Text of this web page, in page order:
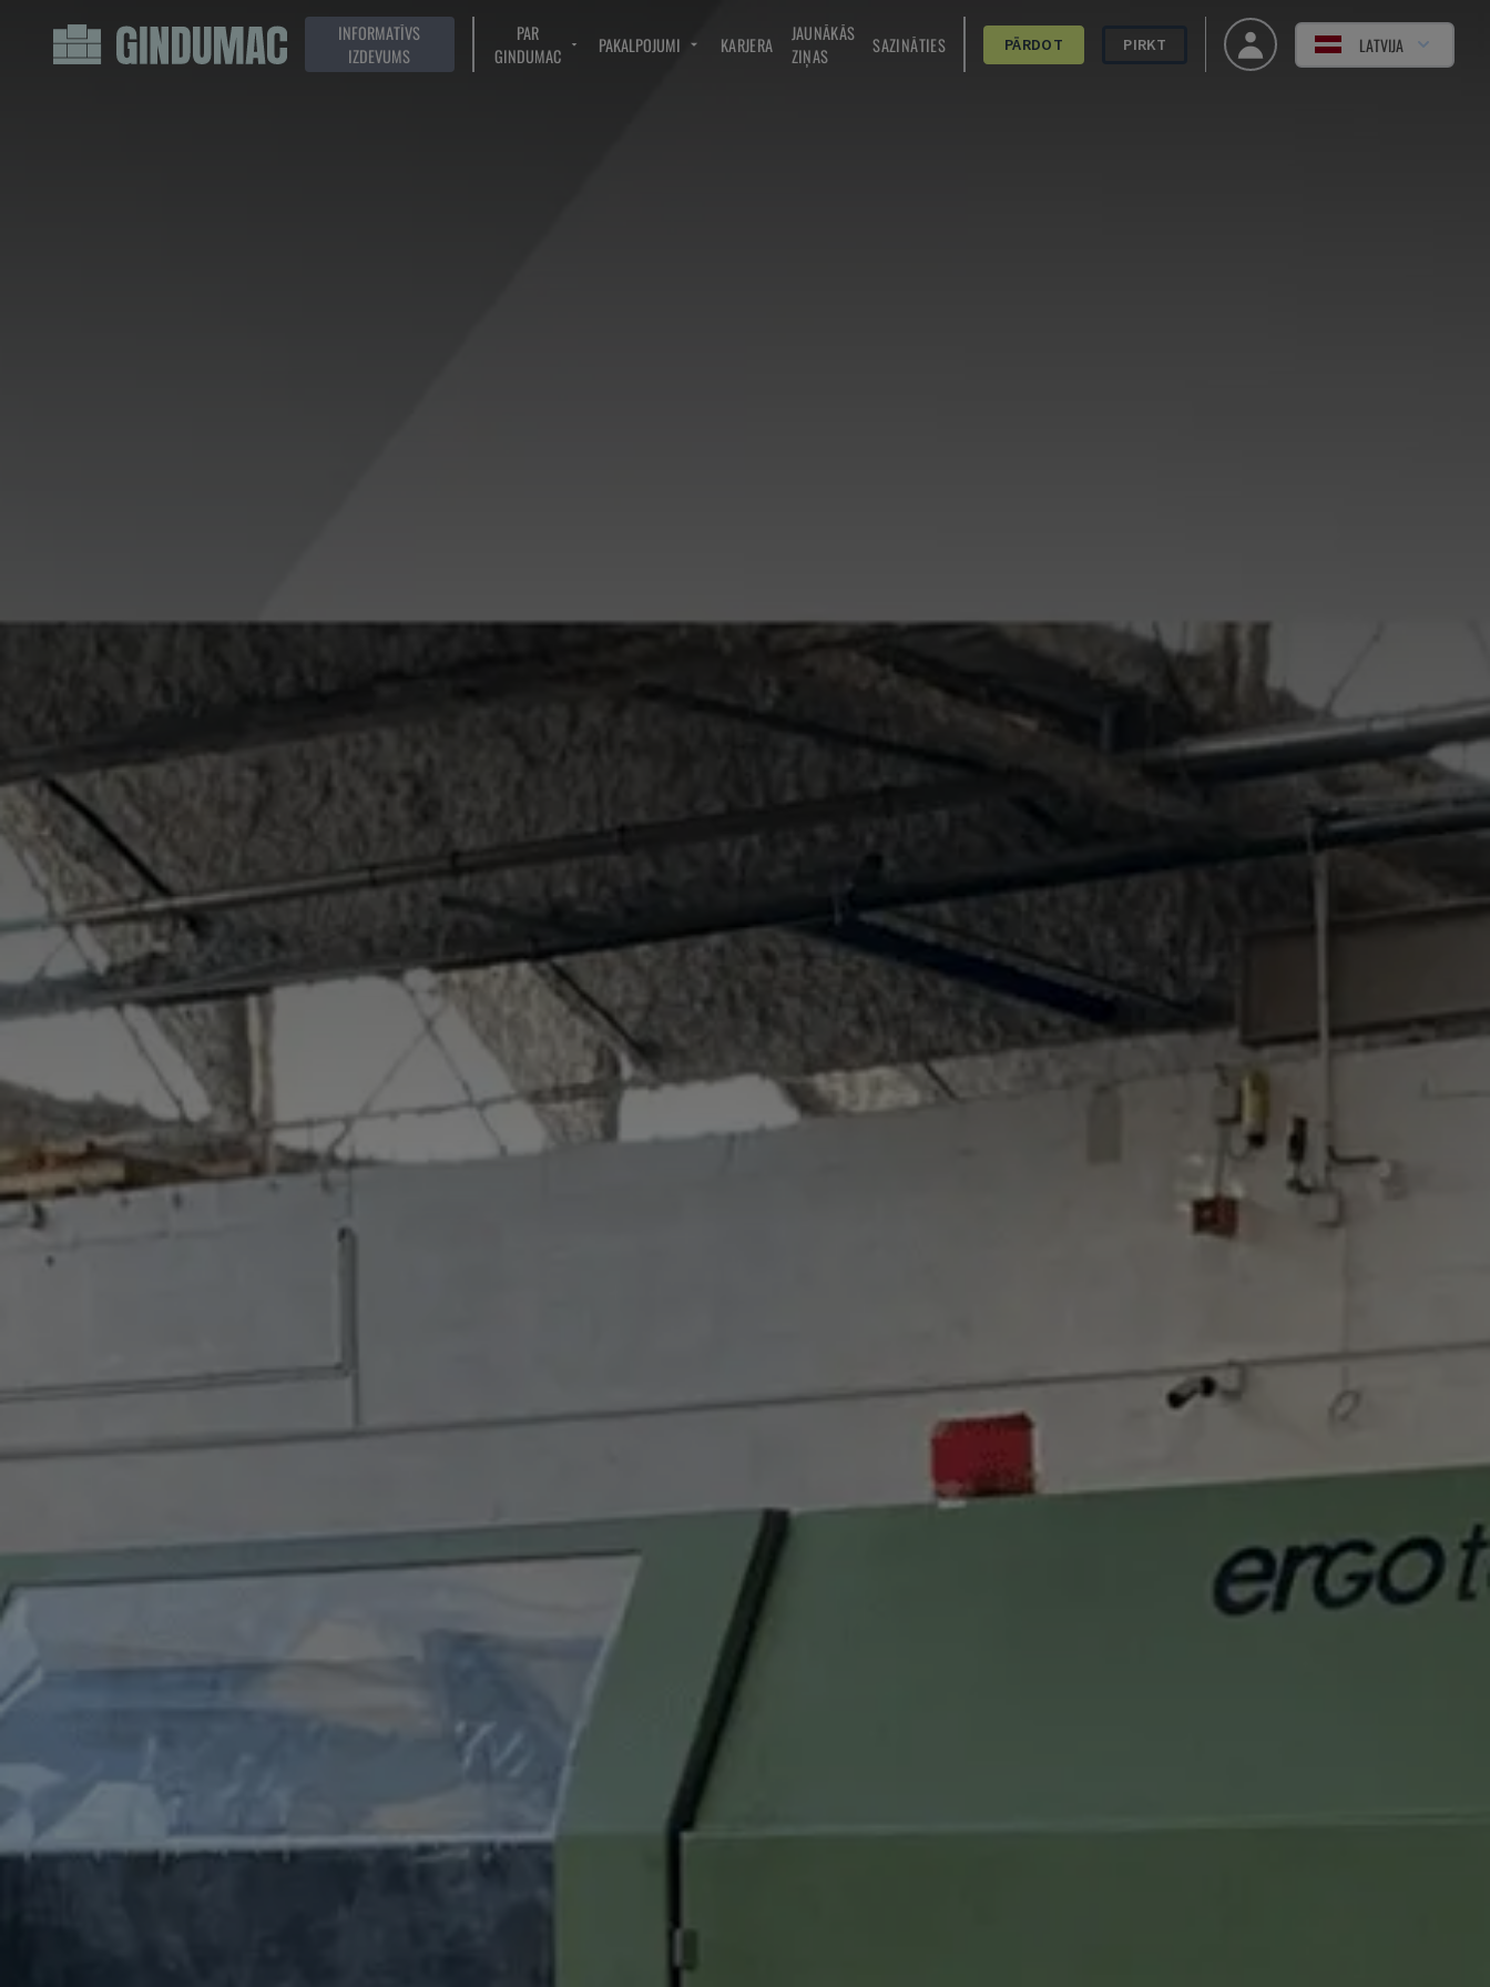
INFORMATĪVS
IZDEVUMS
PAR
GINDUMAC
PAKALPOJUMI KARJERA
JAUNĀKĀS
ZIŅAS
SAZINĀTIES PĀRDOT PIRKT LATVIJA